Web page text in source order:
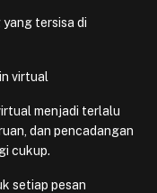
tersisa di
virtual
menjadi terlalu
dan pencadangan
cukup.
setiap pesan